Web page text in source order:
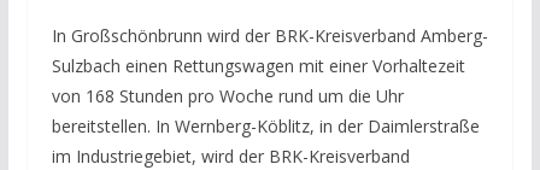
In Großschönbrunn wird der BRK-Kreisverband Amberg-
Sulzbach einen Rettungswagen mit einer Vorhaltezeit
von 168 Stunden pro Woche rund um die Uhr
bereitstellen. In Wernberg-Köblitz, in der Daimlerstraße
im Industriegebiet, wird der BRK-Kreisverband